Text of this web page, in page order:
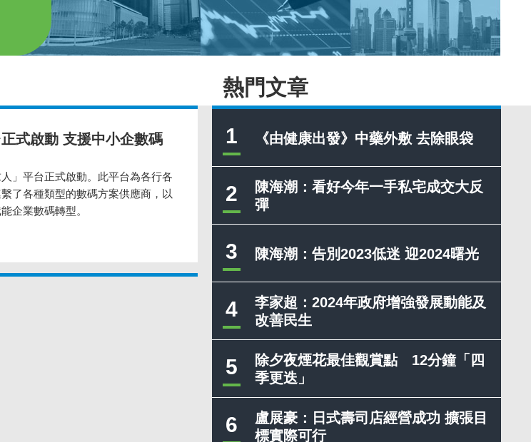
熱門文章
1 《由健康出發》中藥外敷 去除眼袋
2
陳海潮：看好今年一手私宅成交大反
彈
3 陳海潮：告別2023低迷 迎2024曙光
4
李家超：2024年政府增強發展動能及
改善民生
5
除夕夜煙花最佳觀賞點 12分鐘「四
季更迭」
6
盧展豪：日式壽司店經營成功 擴張目
標實際可行
式啟動 支援中小企數碼
」平台正式啟動。此平台為各行各
了各種類型的數碼方案供應商，以
企業數碼轉型。